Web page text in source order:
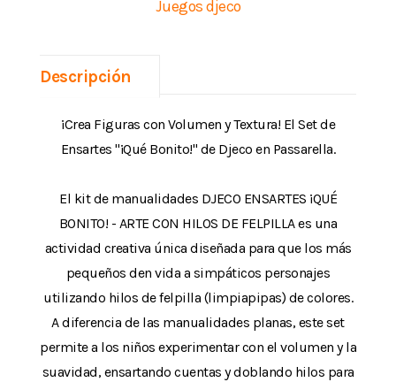
Juegos djeco
Descripción
¡Crea Figuras con Volumen y Textura! El Set de
Ensartes "¡Qué Bonito!" de Djeco en Passarella.
El kit de manualidades DJECO ENSARTES ¡QUÉ
BONITO! - ARTE CON HILOS DE FELPILLA es una
actividad creativa única diseñada para que los más
pequeños den vida a simpáticos personajes
utilizando hilos de felpilla (limpiapipas) de colores.
A diferencia de las manualidades planas, este set
permite a los niños experimentar con el volumen y la
suavidad, ensartando cuentas y doblando hilos para